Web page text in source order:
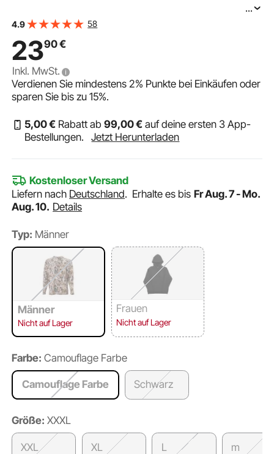
VEVOR Kapuzenpullover Herren, Größe XXXL,
schnelltrocknend, Sweatshirt mit Kapuze, langärmeliges
...
4.9 58
2390€
Inkl. MwSt.
Verdienen Sie mindestens2% Punkte bei Einkäufen oder
sparen Sie bis zu15%.
5,00€ Rabatt ab99,00€ auf deine ersten 3 App-
Bestellungen.
Jetzt Herunterladen
Kostenloser Versand
Liefern nach Deutschland. Erhalte es bis Fr Aug. 7 - Mo.
Aug. 10. Details
Typ: Männer
Männer
Nicht auf Lager
Frauen
Nicht auf Lager
Farbe: Camouflage Farbe
Camouflage Farbe Schwarz
Größe: XXXL
XXL XL L m